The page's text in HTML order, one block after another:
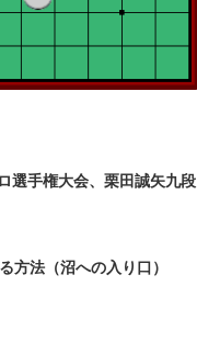
選手権大会、栗田誠矢九段
方法（沼への入り口）